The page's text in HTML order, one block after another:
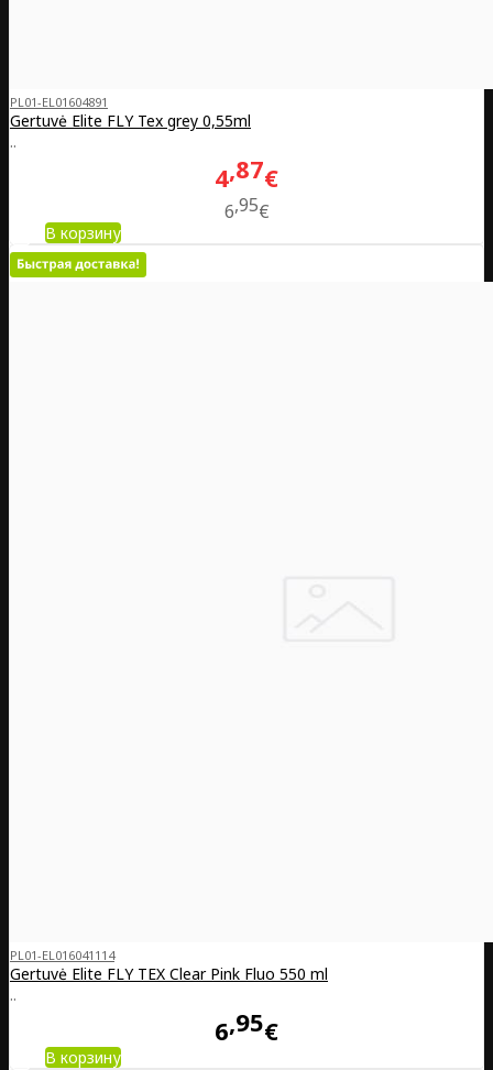
PL01-EL01604891
Gertuvė Elite FLY Tex grey 0,55ml
..
4 87€
6 95€
В корзину
PL01-EL016041114
Gertuvė Elite FLY TEX Clear Pink Fluo 550 ml
..
6 95€
В корзину